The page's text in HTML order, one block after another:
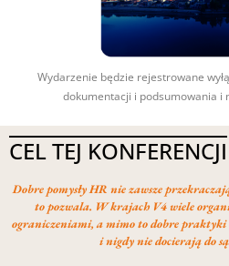
Wydarzenie będzie rejestrowane
dokumentacji i podsumowania i
CEL TEJ KONFERENCJI
Dobre pomysły HR nie zawsze
to pozwala. W krajach V4 wiele
ograniczeniami, a mimo to dobre praktyki
i nigdy nie docierają do